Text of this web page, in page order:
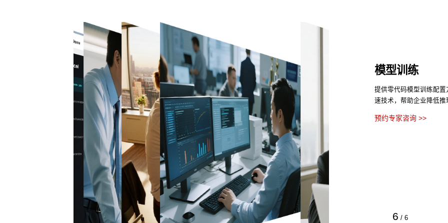
6 / 6
模型训练
提供零代码模型训练配
速技术，帮助企业降低
预约专家咨询 >>